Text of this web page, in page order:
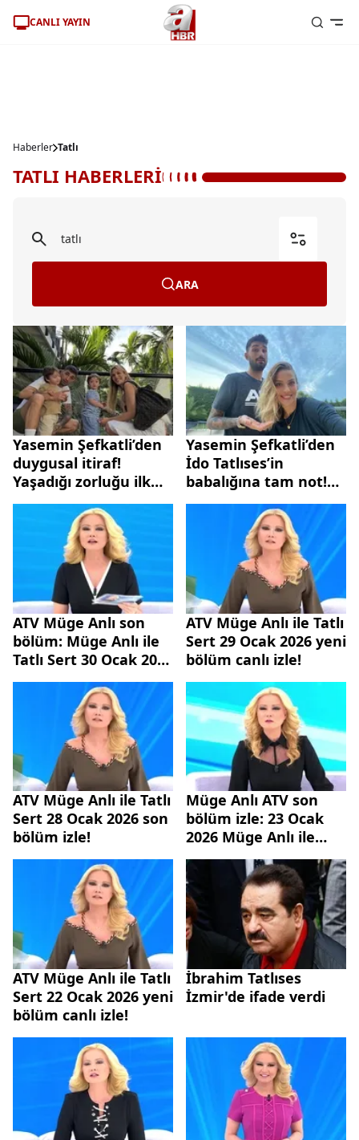
CANLI YAYIN
Haberler Tatlı
TATLI HABERLERİ
ARA
Yasemin Şefkatli’den
duygusal itiraf!
Yaşadığı zorluğu ilk
kez anlattı: “İçime
attım hep”
Yasemin Şefkatli’den
İdo Tatlıses’in
babalığına tam not!
“Çok iyi bir baba”
ATV Müge Anlı son
bölüm: Müge Anlı ile
Tatlı Sert 30 Ocak 2026
yeni bölüm izle
ATV Müge Anlı ile Tatlı
Sert 29 Ocak 2026 yeni
bölüm canlı izle!
ATV Müge Anlı ile Tatlı
Sert 28 Ocak 2026 son
bölüm izle!
Müge Anlı ATV son
bölüm izle: 23 Ocak
2026 Müge Anlı ile
Tatlı Sert yeni bölüm
ATV Müge Anlı ile Tatlı
Sert 22 Ocak 2026 yeni
bölüm canlı izle!
İbrahim Tatlıses
İzmir'de ifade verdi